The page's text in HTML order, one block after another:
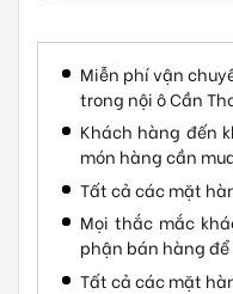
Miễn phí vận
trong nội ô Cần
Khách hàng đến
món hàng cần
Tất cả các mặt
Mọi thắc mắc
phận bán hàng
Tất cả các mặt